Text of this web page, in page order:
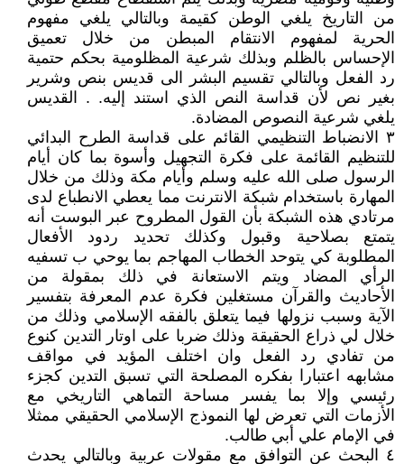
من التاريخ يلغي الوطن كقيمة وبالتالي يلغي مفهوم
الحرية لمفهوم الانتقام المبطن من خلال تعميق
الإحساس بالظلم وبذلك شرعية المظلومية بحكم حتمية
رد الفعل وبالتالي تقسيم البشر الى قديس بنص وشرير
بغير نص لأن قداسة النص الذي استند إليه. . القديس
يلغي شرعية النصوص المضادة.
٣ الانضباط التنظيمي القائم على قداسة الطرح البدائي
للتنظيم القائمة على فكرة التجهيل وأسوة بما كان أيام
الرسول صلى الله عليه وسلم وأيام مكة وذلك من خلال
المهارة باستخدام شبكة الانترنت مما يعطي الانطباع لدى
مرتادي هذه الشبكة بأن القول المطروح عبر البوست أنه
يتمتع بصلاحية وقبول وكذلك تحديد ردود الأفعال
المطلوبة كي يتوحد الخطاب المهاجم بما يوحي ب تسفيه
الرأي المضاد ويتم الاستعانة في ذلك بمقولة من
الأحاديث والقرآن مستغلين فكرة عدم المعرفة بتفسير
الآية وسبب نزولها فيما يتعلق بالفقه الإسلامي وذلك من
خلال لي ذراع الحقيقة وذلك ضربا على اوتار التدين كنوع
من تفادي رد الفعل وان اختلف المؤيد في مواقف
مشابهه اعتبارا بفكره المصلحة التي تسبق التدين كجزء
رئيسي وإلا بما يفسر مساحة التماهي التاريخي مع
الأزمات التي تعرض لها النموذج الإسلامي الحقيقي ممثلا
في الإمام علي أبي طالب.
٤ البحث عن التوافق مع مقولات عربية وبالتالي يحدث